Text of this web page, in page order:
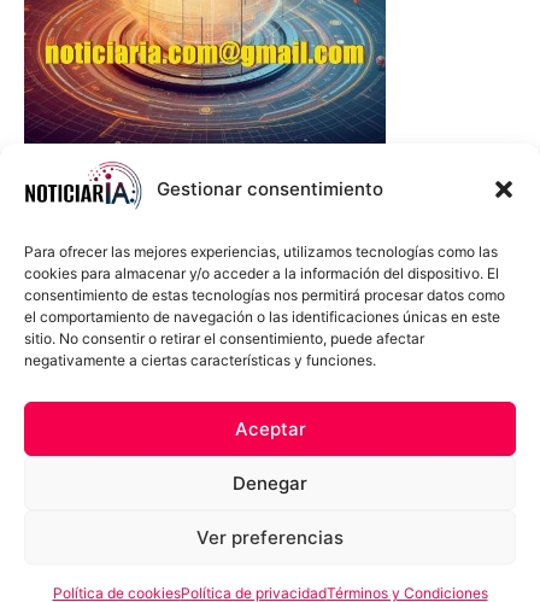
Gestionar consentimiento
Para ofrecer las mejores experiencias, utilizamos tecnologías como las
cookies para almacenar y/o acceder a la información del dispositivo. El
consentimiento de estas tecnologías nos permitirá procesar datos como
el comportamiento de navegación o las identificaciones únicas en este
sitio. No consentir o retirar el consentimiento, puede afectar
negativamente a ciertas características y funciones.
Aceptar
Denegar
Ver preferencias
Política de cookiesPolítica de privacidadTérminos y Condiciones
Política de cookies
Términos y Condiciones
Aviso Sobre el Uso de IA
Compromiso Ético con la IA
Propiedad Intelectual